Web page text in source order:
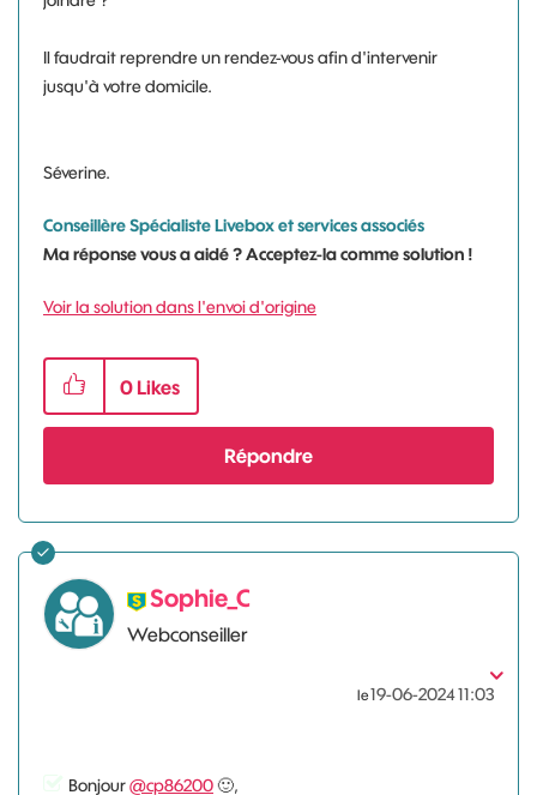
Il faudrait reprendre un rendez-vous afin d'intervenir
jusqu'à votre domicile.
Séverine.
Conseillère Spécialiste Livebox et services associés
Ma réponse vous a aidé ? Acceptez-la comme solution !
Voir la solution dans l'envoi d'origine
0 Likes
Répondre
Sophie_C
Webconseiller
le‎19-06-202411:03
Bonjour@cp86200🙂,